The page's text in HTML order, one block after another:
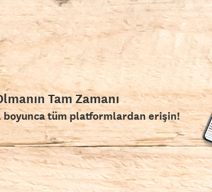
Tam Zamanı
boyunca tüm platformlardan erişin!